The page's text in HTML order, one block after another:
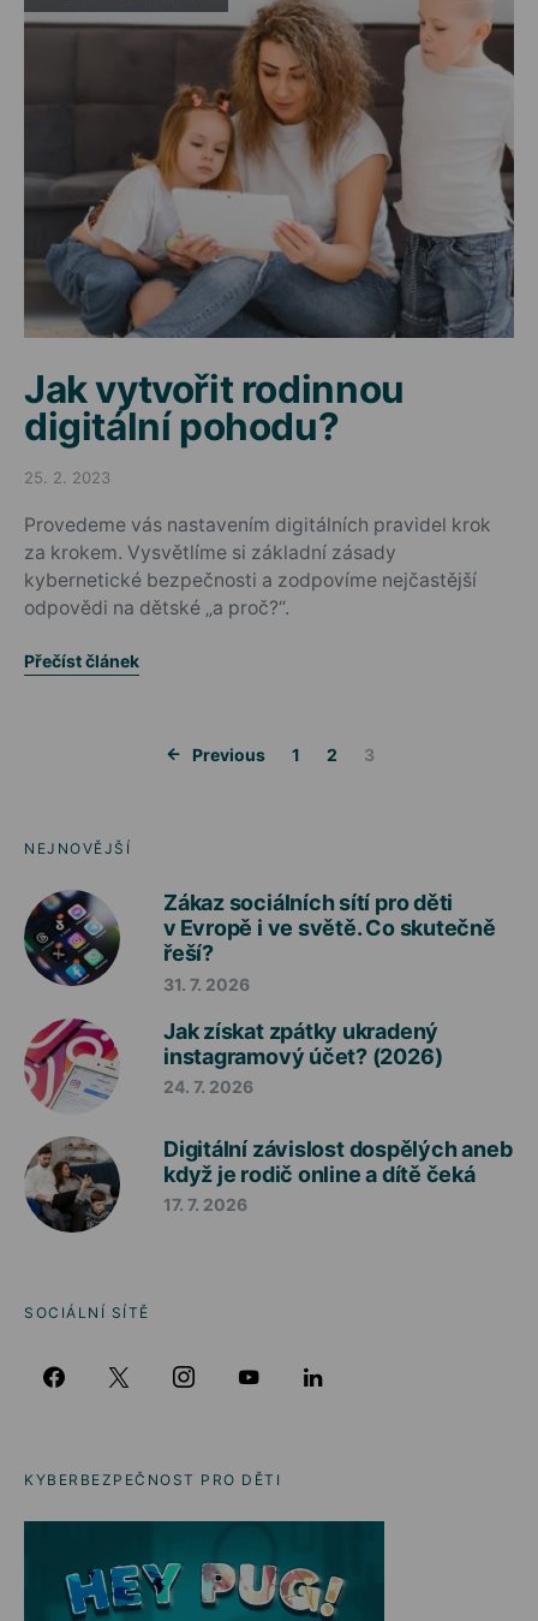
Jak vytvořit rodinnou
digitální pohodu?
Posted on
25. 2. 2023
Provedeme vás nastavením digitálních pravidel krok
za krokem. Vysvětlíme si základní zásady
kybernetické bezpečnosti a zodpovíme nejčastější
odpovědi na dětské „a proč?“.
Přečíst článek
Previous 1 2 3
NEJNOVĚJŠÍ
Zákaz sociálních sítí pro děti
v Evropě i ve světě. Co skutečně
řeší?
31. 7. 2026
Jak získat zpátky ukradený
instagramový účet? (2026)
24. 7. 2026
Digitální závislost dospělých aneb
když je rodič online a dítě čeká
17. 7. 2026
SOCIÁLNÍ SÍTĚ
KYBERBEZPEČNOST PRO DĚTI